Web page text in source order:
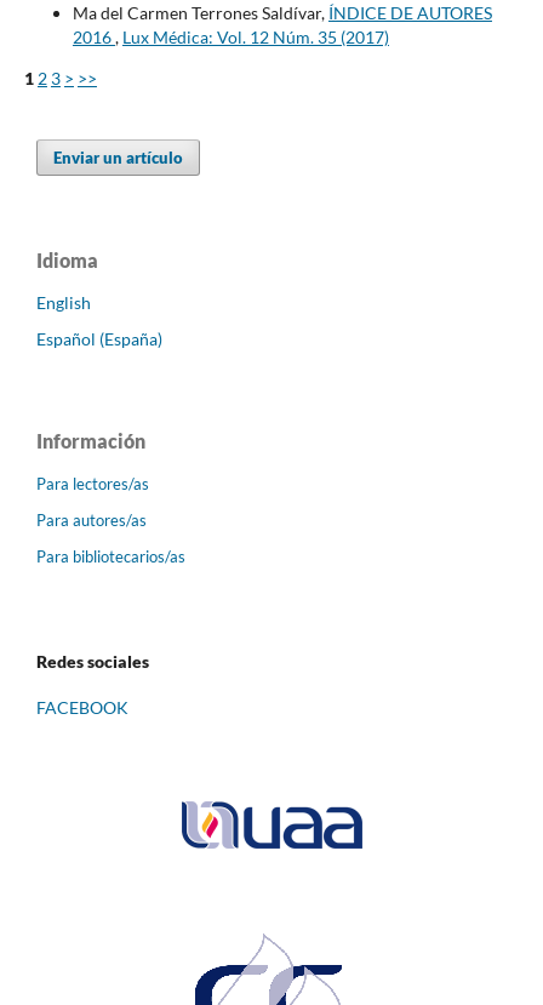
Ma del Carmen Terrones Saldívar, ÍNDICE DE AUTORES
2016, Lux Médica: Vol. 12 Núm. 35 (2017)
1 2 3 > >>
Enviar un artículo
Idioma
English
Español (España)
Información
Para lectores/as
Para autores/as
Para bibliotecarios/as
Redes sociales
FACEBOOK